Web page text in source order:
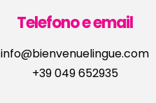
Telefono e email
info@bienvenuelingue.com
+39 049 652935